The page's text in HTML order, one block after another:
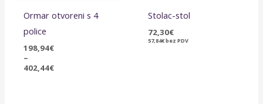
Ormar otvoreni s 4
police
198,94€
–
402,44€
Stolac-stol
72,30€
57,84€bez PDV